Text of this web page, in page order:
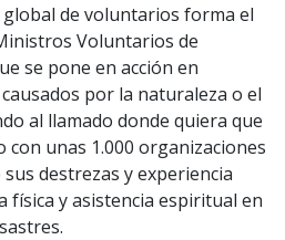
de voluntarios forma el
Voluntarios de
se pone en acción en
por la naturaleza o el
al llamado donde quiera que
con unas 1.000 organizaciones
destrezas y experiencia
física y asistencia espiritual en